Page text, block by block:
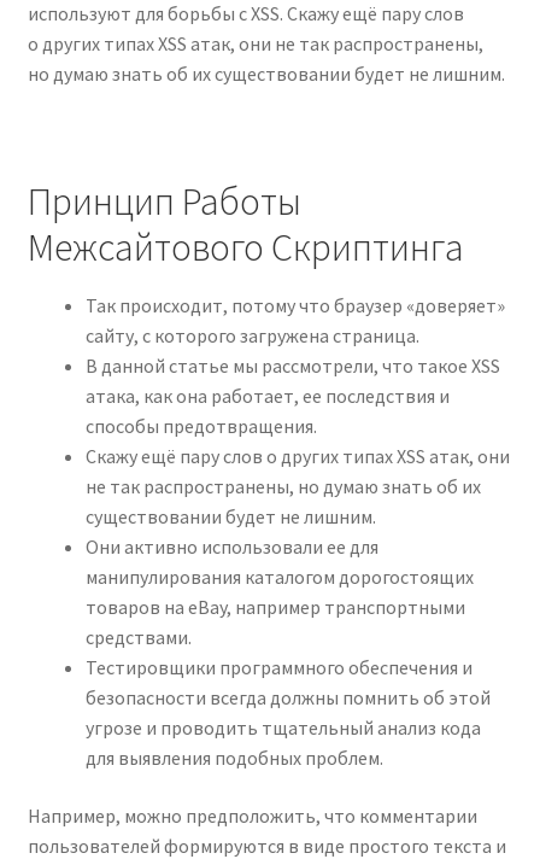
Shop
Templates
используют для борьбы с XSS. Скажу ещё пару слов
о других типах XSS атак, они не так распространены,
но думаю знать об их существовании будет не лишним.
Принцип Работы
Межсайтового Скриптинга
Так происходит, потому что браузер «доверяет»
сайту, с которого загружена страница.
В данной статье мы рассмотрели, что такое XSS
атака, как она работает, ее последствия и
способы предотвращения.
Скажу ещё пару слов о других типах XSS атак, они
не так распространены, но думаю знать об их
существовании будет не лишним.
Они активно использовали ее для
манипулирования каталогом дорогостоящих
товаров на eBay, например транспортными
средствами.
Тестировщики программного обеспечения и
безопасности всегда должны помнить об этой
угрозе и проводить тщательный анализ кода
для выявления подобных проблем.
Например, можно предположить, что комментарии
пользователей формируются в виде простого текста и